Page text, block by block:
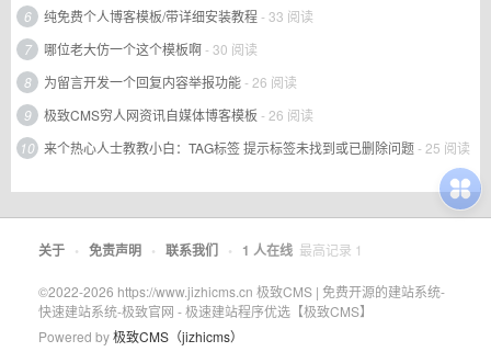
6
纯免费个人博客模板/带详细安装教程- 33 阅读
7
哪位老大仿一个这个模板啊- 30 阅读
8
为留言开发一个回复内容举报功能- 26 阅读
9
极致CMS穷人网资讯自媒体博客模板 - 26 阅读
10 来个热心人士教教小白：TAG标签 提示标签未找到或已删除问题- 25 阅读
关于 • 免责声明 • 联系我们 • 1 人在线 最高记录 1
©2022-2026 https://www.jizhicms.cn 极致CMS | 免费开源的建站系统-
快速建站系统-极致官网 - 极速建站程序优选【极致CMS】
Powered by极致CMS（jizhicms）